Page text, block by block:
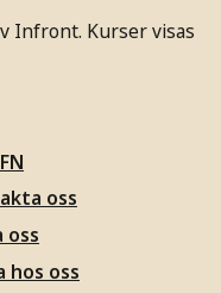
Infront. Kurser visas
oss
oss
hos oss